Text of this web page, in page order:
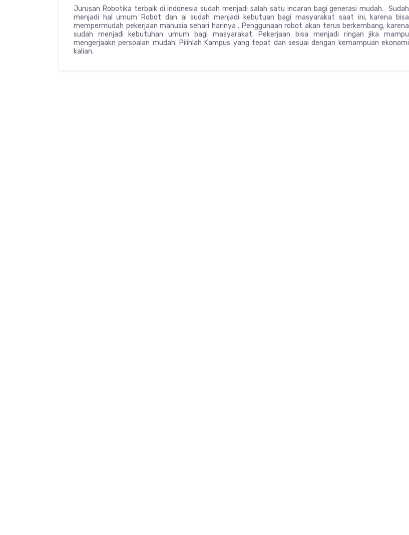
Jurusan Robotika terbaik di indonesia sudah menjadi salah satu incaran bagi generasi mudah. Sudah
menjadi hal umum Robot dan ai sudah menjadi kebutuan bagi masyarakat saat ini, karena bisa
mempermudah pekerjaan manusia sehari harinya . Penggunaan robot akan terus berkembang, karena
sudah menjadi kebutuhan umum bagi masyarakat. Pekerjaan bisa menjadi ringan jika mampu
mengerjaakn persoalan mudah. Pilihlah Kampus yang tepat dan sesuai dengan kemampuan ekonomi
kalian.